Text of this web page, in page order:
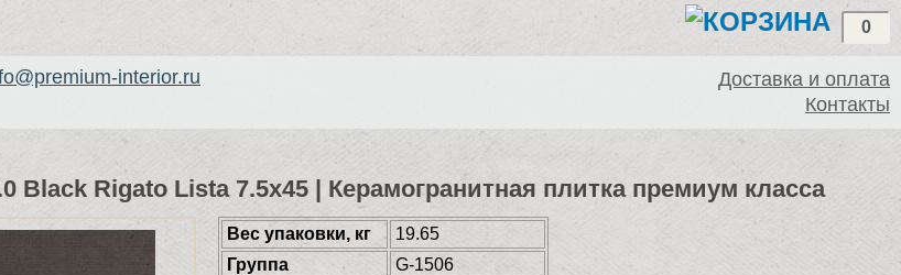
0
interior.ru
Доставка и оплата
Контакты
Black Rigato Lista 7.5x45 | Керамогранитная плитка премиум класса
Веc упаковки, кг
19.65
Группа
G-1506